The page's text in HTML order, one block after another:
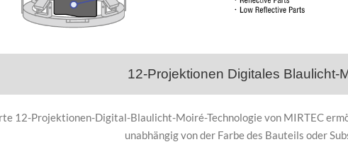
12-Projektionen Digitales Blaulicht-
12-Projektionen-Digital-Blaulicht-Moiré-Technologie von MIRTEC
unabhängig von der Farbe des Bauteils oder